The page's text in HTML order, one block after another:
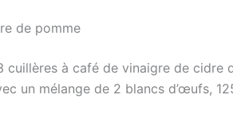
de pomme
cuillères à café de vinaigre de cidre
un mélange de 2 blancs d’œufs,